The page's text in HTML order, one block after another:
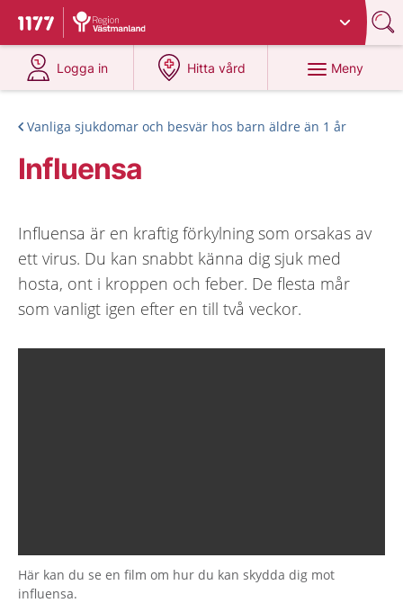
Till startsidan för 1177
Du har valt region
Logga in
på 1177.se
Hitta vård
på 1177.se
Meny
Vanliga sjukdomar och besvär hos barn äldre än 1 år
Influensa
Influensa är en kraftig förkylning som orsakas av
ett virus. Du kan snabbt känna dig sjuk med
hosta, ont i kroppen och feber. De flesta mår
som vanligt igen efter en till två veckor.
Här kan du se en film om hur du kan skydda dig mot
influensa.